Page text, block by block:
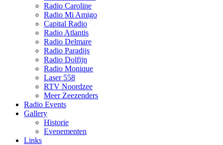
Radio Caroline
Radio Mi Amigo
Capital Radio
Radio Atlantis
Radio Delmare
Radio Paradijs
Radio Dolfijn
Radio Monique
Laser 558
RTV Noordzee
Meer Zeezenders
Radio Events
Gallery
Historie
Evenementen
Links